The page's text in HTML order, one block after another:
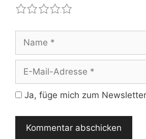
4
3
2
1
Mail-
Adresse
Ja, füge mich zum